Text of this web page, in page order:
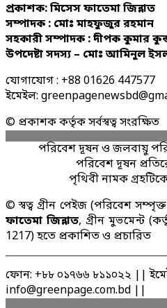
প্রকাশক: মিসেস ফাতেমা জিন্নাত
সম্পাদক : মোঃ মাহফুজুর রহমান
সহকারী সম্পাদক : দীপক কুমার
উপদেষ্টা সদস্য – মোঃ আমিনুল
যোগাযোগ : +88 01626 447577
ইমেইল:
© প্রকাশক কর্তৃক সর্বস্বত্ব সংরক্ষিত
পরিবেশ দূষন ও জলবায়ু
পরিবেশ দূষন
পৃথিবী নামক
© স্বত্ব গ্রীন পেইজ (পরিবেশ
ফাতেমা জিন্নাত, গ্রীন মুভমেন্ট
1217) হতে প্রকাশিত ও প্রচারিত
ফোন: +৮৮ ০১৭৬৬ ৮১১০২২ ||
info@greenpage.com.bd ||